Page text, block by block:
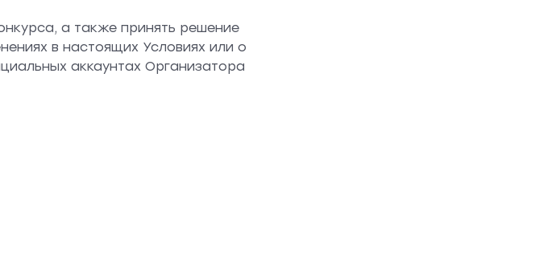
а также принять решение
в настоящих Условиях или о
аккаунтах Организатора